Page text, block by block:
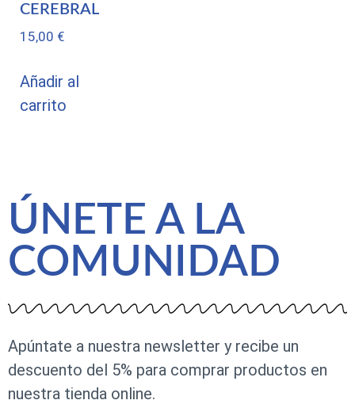
CEREBRAL
15,00 €
Añadir al
carrito
ÚNETE A LA
COMUNIDAD
Apúntate a nuestra newsletter y recibe un
descuento del 5% para comprar productos en
nuestra tienda online.